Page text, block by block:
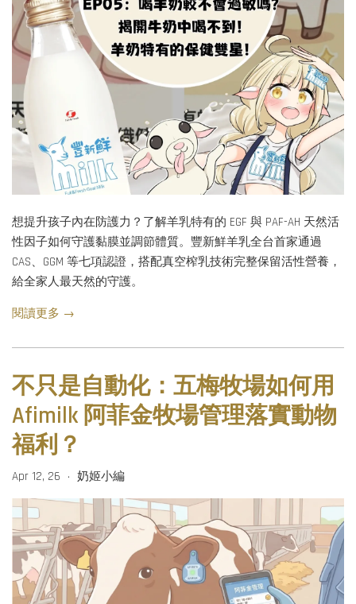
想提升孩子內在防護力？了解羊乳特有的 EGF 與 PAF-AH 天然活
性因子如何守護黏膜並調節體質。豐新鮮羊乳全台首家通過
CAS、GGM 等七項認證，搭配真空榨乳技術完整保留活性營養，
給全家人最天然的守護。
閱讀更多 →
不只是自動化：五梅牧場如何用
Afimilk 阿菲金牧場管理落實動物
福利？
Apr 12, 26 • 奶姬小編